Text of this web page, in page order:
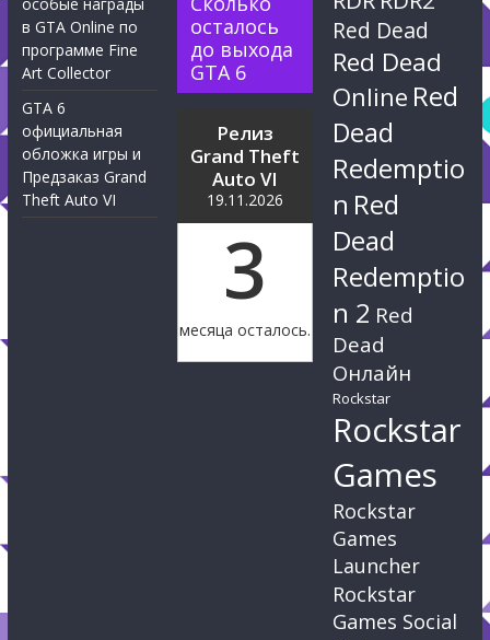
в GTA Online по
программе Fine
Art Collector
GTA 6
официальная
обложка игры и
Предзаказ Grand
Theft Auto VI
осталось
до выхода
GTA 6
Релиз
Grand Theft
Auto VI
19.11.2026
3
месяца осталось.
Red Dead
Red Dead
Online Red
Dead
Redemptio
n Red
Dead
Redemptio
n 2 Red
Dead
Онлайн
Rockstar
Rockstar
Games
Rockstar
Games
Launcher
Rockstar
Games Social